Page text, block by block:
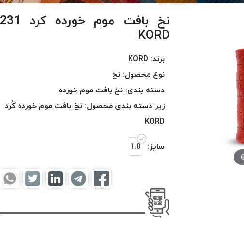
نخ بافت موم خورده کرد 231
KORD
برند: KORD
نوع محصول: نخ
دسته بندی: نخ بافت موم خورده
زیر دسته بندی محصول: نخ بافت موم خورده کُرد
KORD
سایز: 1.0